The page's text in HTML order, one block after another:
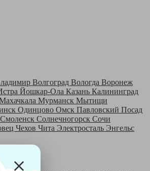
Волгоград Вологда Воронеж
Йошкар-Ола Казань Калининград
Мурманск Мытищи
Одинцово Омск Павловский Посад
Смоленск Солнечногорск Сочи
Чехов Чита Электросталь Энгельс